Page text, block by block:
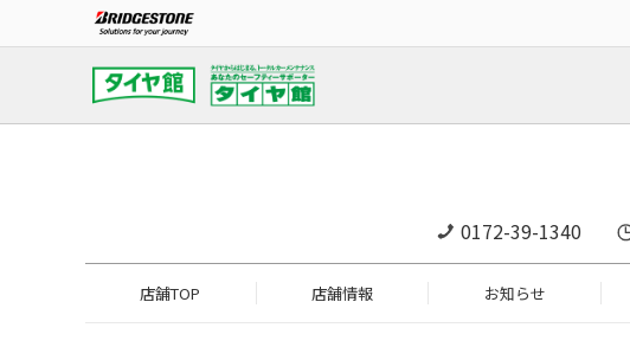
0172-39-1340
店舗TOP 店舗情報 お知らせ